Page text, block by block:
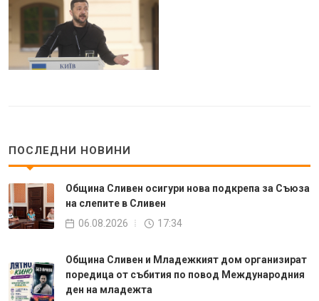
ПОСЛЕДНИ НОВИНИ
Община Сливен осигури нова подкрепа за Съюза
на слепите в Сливен
06.08.2026
17:34
Община Сливен и Младежкият дом организират
поредица от събития по повод Международния
ден на младежта